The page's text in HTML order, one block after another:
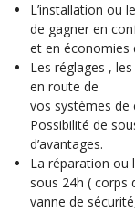
L’installation ou
de gagner en
et en économies
Les réglages ,
en route de
vos systèmes de
Possibilité de
d’avantages.
La réparation ou
sous 24h ( corps
vanne de